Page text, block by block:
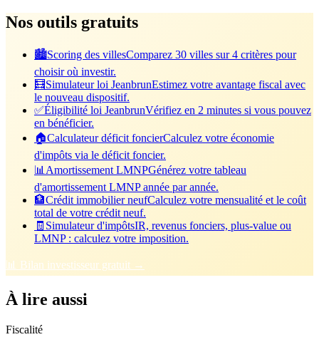
Nos outils gratuits
🏙️Scoring des villesComparez 30 villes sur 4 critères pour
choisir où investir.
🧮Simulateur loi JeanbrunEstimez votre avantage fiscal avec
le nouveau dispositif.
✅Éligibilité loi JeanbrunVérifiez en 2 minutes si vous pouvez
en bénéficier.
🏠Calculateur déficit foncierCalculez votre économie
d'impôts via le déficit foncier.
📊 Amortissement LMNPGénérez votre tableau
d'amortissement LMNP année par année.
🏦Crédit immobilier neufCalculez votre mensualité et le coût
total de votre crédit neuf.
🧾 Simulateur d'impôtsIR, revenus fonciers, plus-value ou
LMNP : calculez votre imposition.
📊 Bilan investisseur gratuit →
À lire aussi
Fiscalité